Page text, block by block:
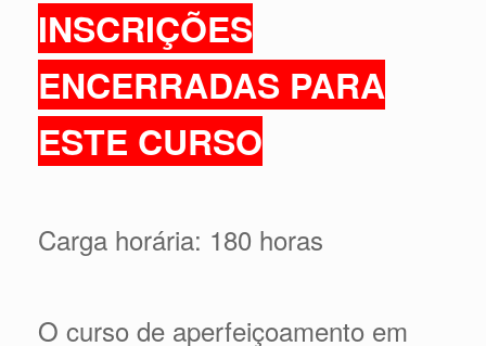
INSCRIÇÕES
ENCERRADAS PARA
ESTE CURSO
Carga horária: 180 horas
O curso de aperfeiçoamento em